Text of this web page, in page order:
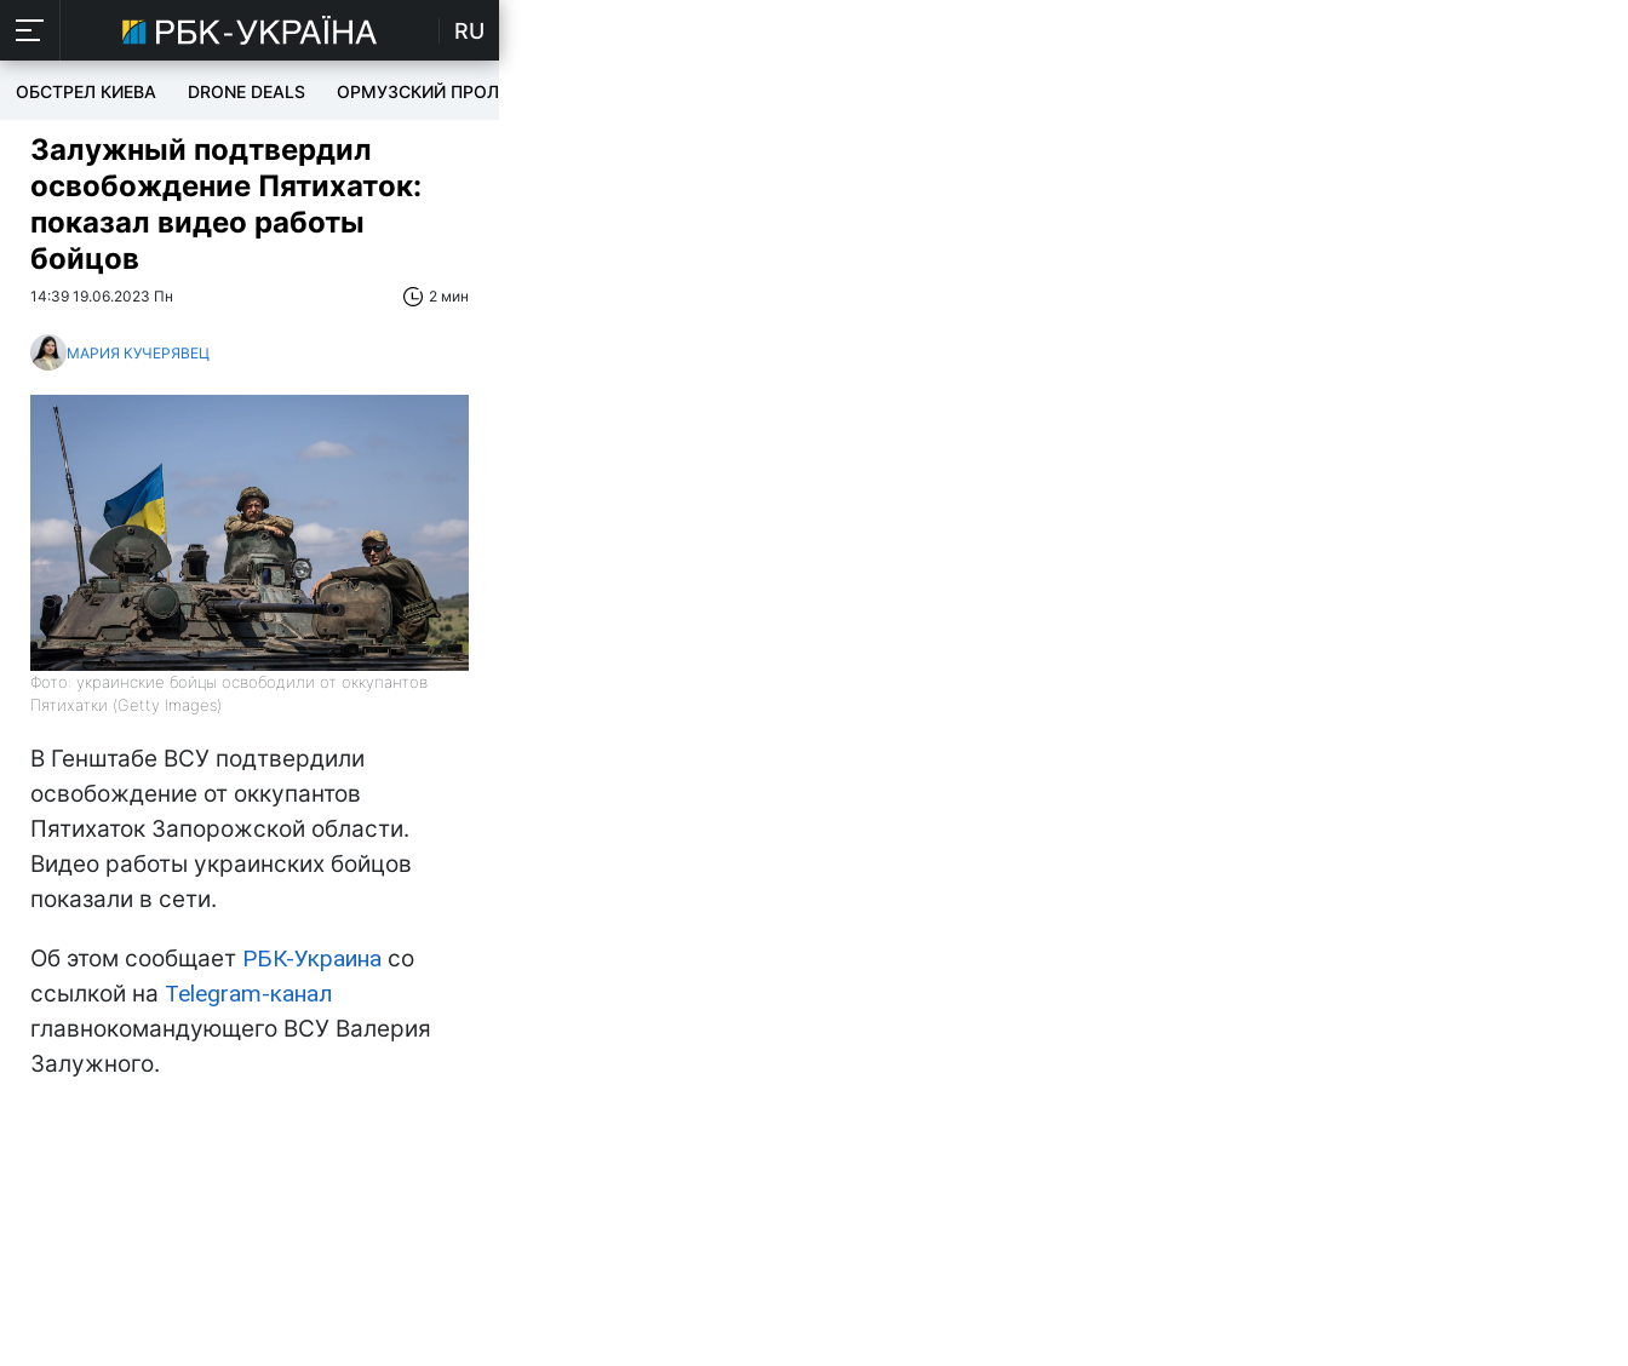
RU
ОБСТРЕЛ КИЕВА DRONE DEALS ОРМУЗСКИЙ ПРОЛИВ
Залужный подтвердил
освобождение Пятихаток:
показал видео работы
бойцов
14:39 19.06.2023 Пн 2 мин
МАРИЯ КУЧЕРЯВЕЦ
Фото: украинские бойцы освободили от оккупантов
Пятихатки (Getty Images)
В Генштабе ВСУ подтвердили
освобождение от оккупантов
Пятихаток Запорожской области.
Видео работы украинских бойцов
показали в сети.
Об этом сообщает РБК-Украина со
ссылкой на Telegram-канал
главнокомандующего ВСУ Валерия
Залужного.